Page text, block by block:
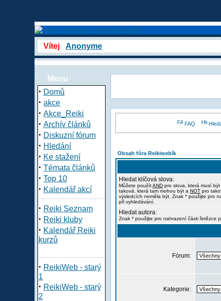
Vítej Anonyme
Menu
· Domů
· akce
· Akce_Reiki
· Archív článků
· Diskuzní fórum
· Hledání
· Ke stažení
· Témata článků
· Top 10
· Kalendář akcí
· Reiki Seznam
· Reiki kluby
· Kalendář Reiki
kurzů
· ReikiWeb - starý
1
· ReikiWeb - starý
2
FAQ
Obsah fóra Reikiwebík
Hledat klíčová slova:
Můžete použítAND pro slova, která musí
taková, která tam mohou být a NOT pro
výsledcích neměla být. Znak * použijte pro
při vyhledávání.
Hledat autora:
Znak * použijte pro nahrazení části řetězce
Fórum:
Kategorie: